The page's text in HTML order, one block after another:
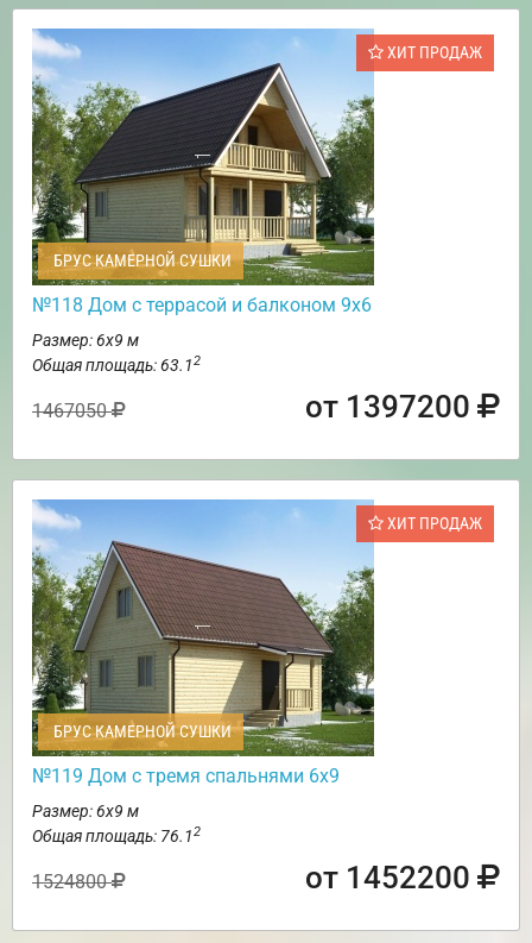
ХИТ ПРОДАЖ
БРУС КАМЕРНОЙ СУШКИ
№118 Дом с террасой и балконом 9х6
Размер: 6х9 м
Общая площадь: 63.12
1467050 от 1397200
ХИТ ПРОДАЖ
БРУС КАМЕРНОЙ СУШКИ
№119 Дом с тремя спальнями 6х9
Размер: 6х9 м
Общая площадь: 76.12
1524800 от 1452200